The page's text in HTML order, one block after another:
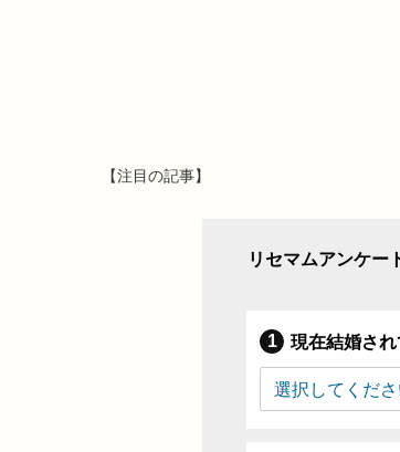
【注目の記事】
リセマムアンケー
現在結婚され